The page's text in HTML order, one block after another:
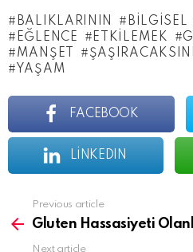
BALIKLARININ BILGISEL
EĞLENCE
ETKILEMEK
MANŞET
YAŞAM
FACEBOOK
LINKEDIN
more
Previous article
Gluten Hassasiyeti
Next article